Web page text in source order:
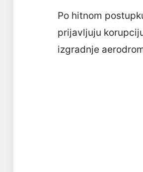
Po hitnom
prijavljuju
izgradnje